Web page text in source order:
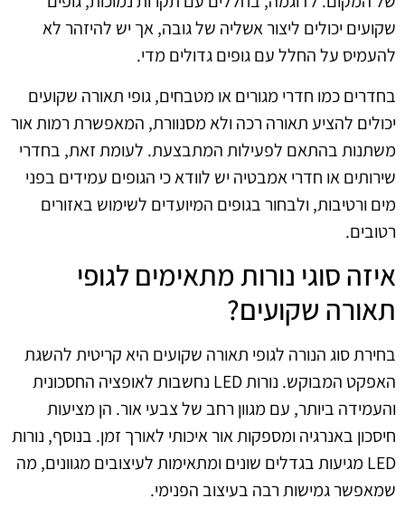
שקועים יכולים ליצור אשליה של גובה, אך יש להיזהר לא
להעמיס על החלל עם גופים גדולים מדי.
בחדרים כמו חדרי מגורים או מטבחים, גופי תאורה שקועים
יכולים להציע תאורה רכה ולא מסנוורת, המאפשרת רמות אור
משתנות בהתאם לפעילות המתבצעת. לעומת זאת, בחדרי
שירותים או חדרי אמבטיה יש לוודא כי הגופים עמידים בפני
מים ורטיבות, ולבחור בגופים המיועדים לשימוש באזורים
רטובים.
איזה סוגי נורות מתאימים לגופי
תאורה שקועים?
בחירת סוג הנורה לגופי תאורה שקועים היא קריטית להשגת
האפקט המבוקש. נורות LED נחשבות לאופציה החסכונית
והעמידה ביותר, עם מגוון רחב של צבעי אור. הן מציעות
חיסכון באנרגיה ומספקות אור איכותי לאורך זמן. בנוסף, נורות
LED מגיעות בגדלים שונים ומתאימות לעיצובים מגוונים, מה
שמאפשר גמישות רבה בעיצוב הפנימי.